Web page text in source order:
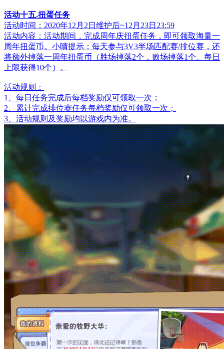
活动十五.扭蛋任务
活动时间：2020年12月2日维护后~12月23日23:59
活动内容：活动期间，完成周年庆扭蛋任务，即可领取海量一
周年扭蛋币。小晴提示：每天参与3V3半场匹配赛/排位赛，还
将额外掉落一周年扭蛋币（胜场掉落2个，败场掉落1个。每日
上限获得10个）。
活动规则：
1、每日任务完成后每档奖励仅可领取一次；
2、累计完成排位赛任务每档奖励仅可领取一次；
3、活动规则及奖励均以游戏内为准。